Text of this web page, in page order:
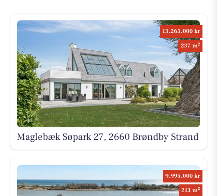
13.265.000 kr
237 m2
Maglebæk Søpark 27, 2660 Brøndby Strand
9.995.000 kr
213 m2